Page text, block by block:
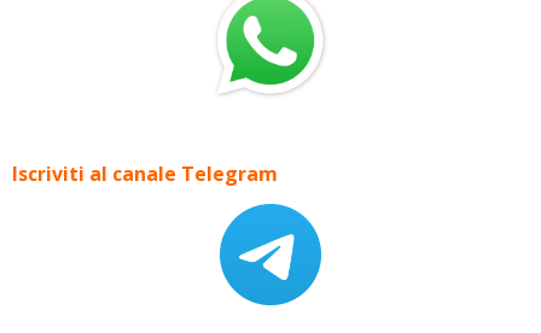
Iscriviti al canale Telegram